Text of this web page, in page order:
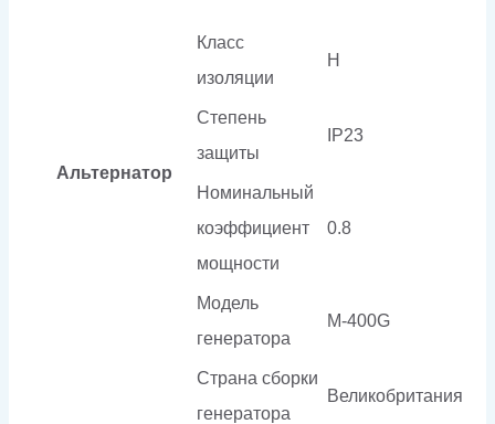
Альтернатор
Класс
изоляции
H
Степень
защиты
IP23
Номинальный
коэффициент
мощности
0.8
Модель
генератора
M-400G
Страна сборки
генератора
Великобритания